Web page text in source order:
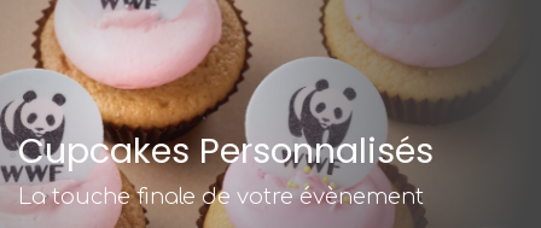
Cupcakes Personnalisés
La touche finale de votre évènement